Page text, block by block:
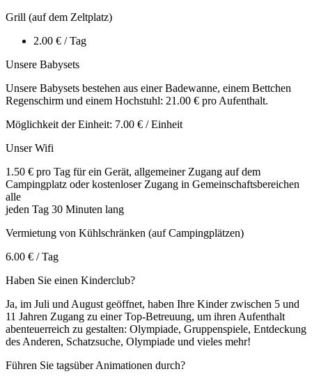
Grill (auf dem Zeltplatz)
2.00 € / Tag
Unsere Babysets
Unsere Babysets bestehen aus einer Badewanne, einem Bettchen
Regenschirm und einem Hochstuhl: 21.00 € pro Aufenthalt.
Möglichkeit der Einheit: 7.00 € / Einheit
Unser Wifi
1.50 € pro Tag für ein Gerät, allgemeiner Zugang auf dem
Campingplatz oder kostenloser Zugang in Gemeinschaftsbereichen
alle
jeden Tag 30 Minuten lang
Vermietung von Kühlschränken (auf Campingplätzen)
6.00 € / Tag
Haben Sie einen Kinderclub?
Ja, im Juli und August geöffnet, haben Ihre Kinder zwischen 5 und
11 Jahren Zugang zu einer Top-Betreuung, um ihren Aufenthalt
abenteuerreich zu gestalten: Olympiade, Gruppenspiele, Entdeckung
des Anderen, Schatzsuche, Olympiade und vieles mehr!
Führen Sie tagsüber Animationen durch?